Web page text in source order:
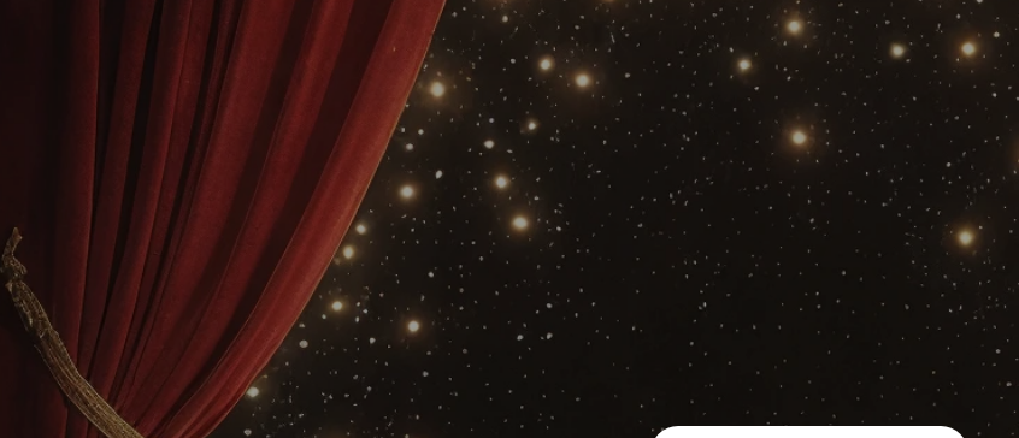
Séance Photode
Studio
Le Père Noël adresse ses salutations et remercie tous visiteurs
choisi notre studio photo d’avoir passé Noël avec nous. En
avec de nouvelles décorations des séances photo
accueillir à nouveau chez Dream